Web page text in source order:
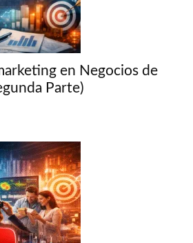
en Negocios de
Parte)